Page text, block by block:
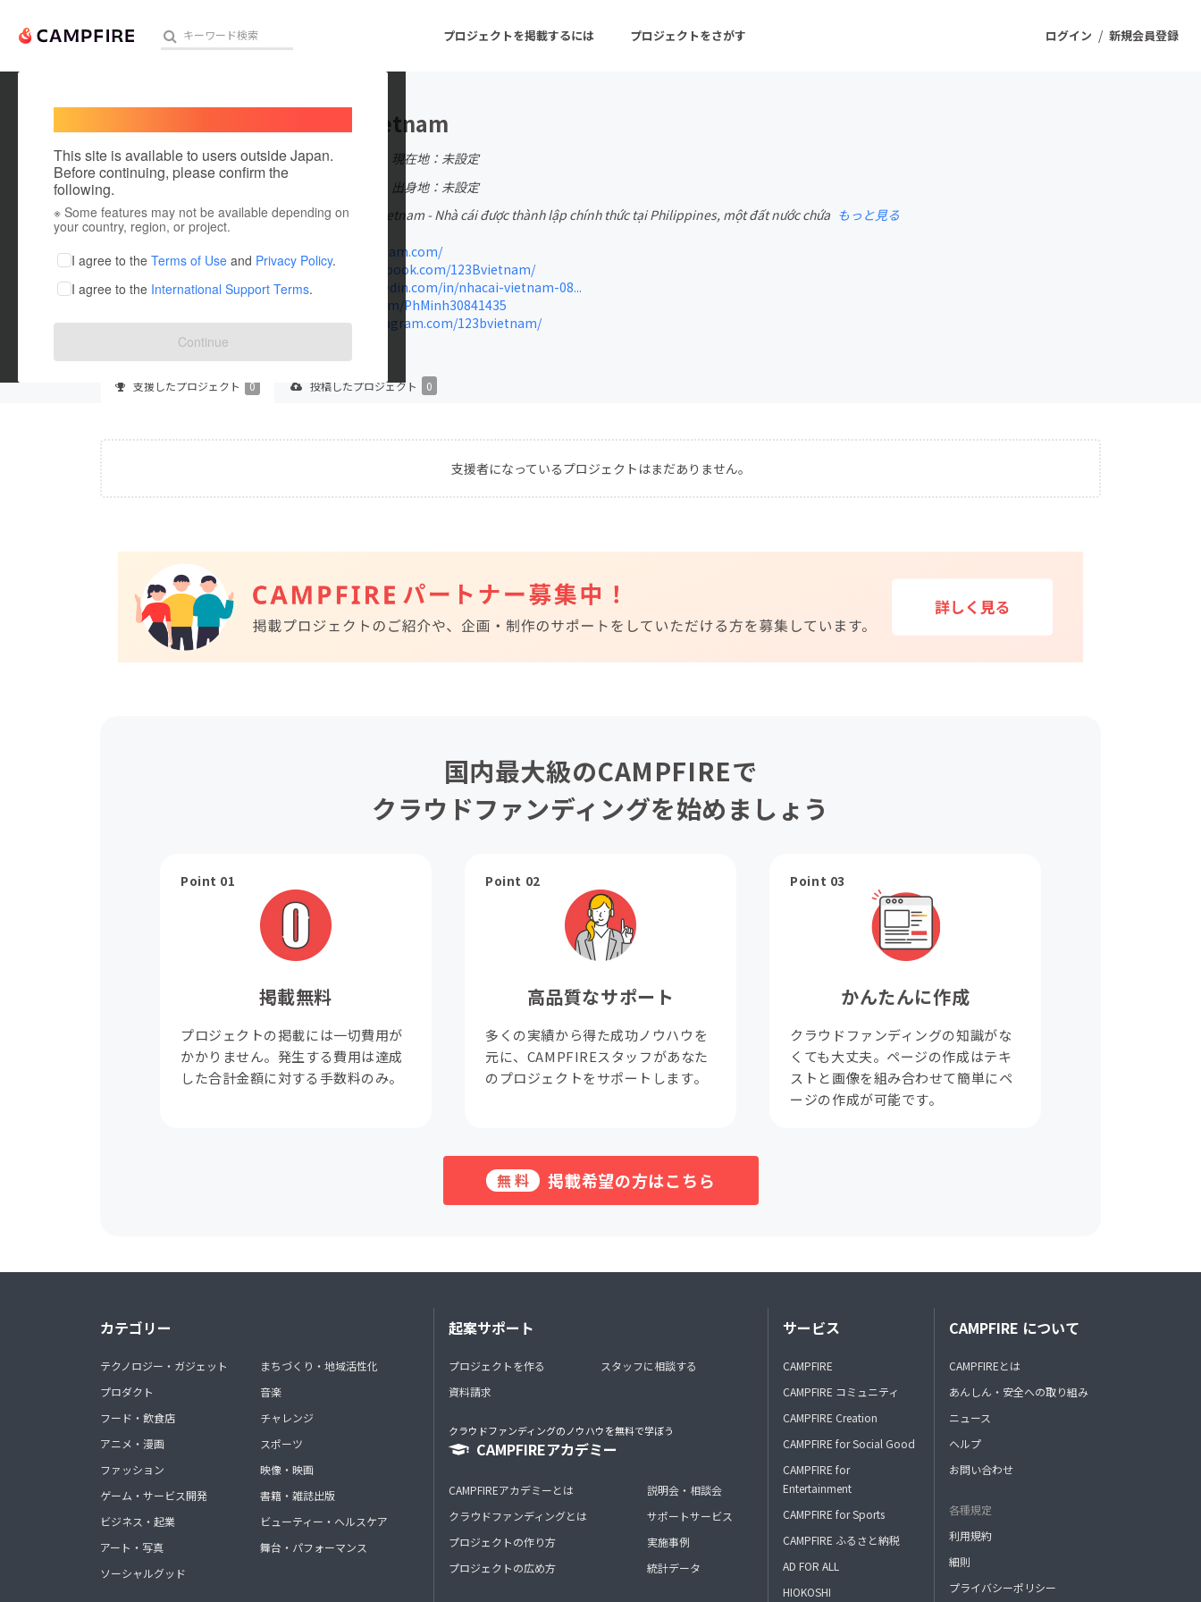
ログイン / 新規会員登録
プロジェクトを掲載するには プロジェクトをさがす
人気のプロジェクト 注目のリターン 注目の新着プロジェクト
アート・写真 音楽 舞台・パフォーマンス
テクノロジー・ガジェット
ゲーム・サービス開発
映像・映画
書籍・雑誌出版
ビジネス・起業
チャレンジ
まちづくり・地域活性化
This site is available to users outside Japan.
Before continuing, please confirm the
following.
※ Some features may not be available depending on
your country, region, or project.
I agree to the Terms of Use and Privacy Policy.
I agree to the International Support Terms.
Continue
123bvietnam
在住国：日本
現在地：未設定
出身地：未設定
123B - 123Bvietnam - Nhà cái được thành lập chính thức tại Philippines, một đất nước chứa もっと見る
123bvietnam.com/
www.facebook.com/123Bvietnam/
www.linkedin.com/in/nhacai-vietnam-08...
twitter.com/PhMinh30841435
www.instagram.com/123bvietnam/
支援したプロジェクト 0 投稿したプロジェクト 0
支援者になっているプロジェクトはまだありません。
国内最大級のCAMPFIREで
クラウドファンディングを始めましょう
Point 01
掲載無料
プロジェクトの掲載には一切費用が
かかりません。発生する費用は達成
した合計金額に対する手数料のみ。
Point 02
高品質なサポート
多くの実績から得た成功ノウハウを
元に、CAMPFIREスタッフがあなた
のプロジェクトをサポートします。
Point 03
かんたんに作成
クラウドファンディングの知識がな
くても大丈夫。ページの作成はテキ
ストと画像を組み合わせて簡単にペ
ージの作成が可能です。
無料 掲載希望の方はこちら
カテゴリー
テクノロジー・ガジェット
プロダクト
フード・飲食店
アニメ・漫画
ファッション
ゲーム・サービス開発
ビジネス・起業
アート・写真
ソーシャルグッド
まちづくり・地域活性化
音楽
チャレンジ
スポーツ
映像・映画
書籍・雑誌出版
ビューティー・ヘルスケア
舞台・パフォーマンス
起案サポート
プロジェクトを作る
資料請求
スタッフに相談する
クラウドファンディングのノウハウを無料で学ぼう
CAMPFIREアカデミー
CAMPFIREアカデミーとは
クラウドファンディングとは
プロジェクトの作り方
プロジェクトの広め方
説明会・相談会
サポートサービス
実施事例
統計データ
サービス
CAMPFIRE
CAMPFIRE コミュニティ
CAMPFIRE Creation
CAMPFIRE for Social Good
CAMPFIRE for
Entertainment
CAMPFIRE for Sports
CAMPFIRE ふるさと納税
AD FOR ALL
HIOKOSHI
CAMPFIRE について
CAMPFIREとは
あんしん・安全への取り組み
ニュース
ヘルプ
お問い合わせ
各種規定
利用規約
細則
プライバシーポリシー